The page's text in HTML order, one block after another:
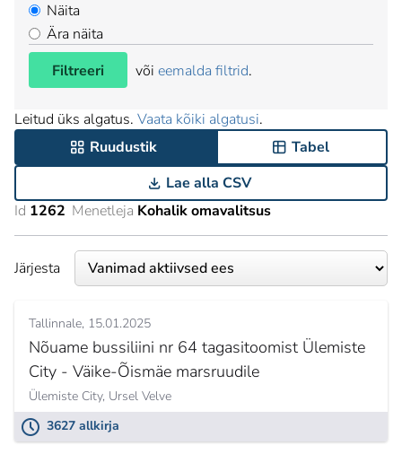
Näita
Ära näita
Filtreeri
või eemalda filtrid.
Leitud üks algatus. Vaata kõiki algatusi.
Ruudustik
Tabel
Lae alla CSV
Id 1262 Menetleja Kohalik omavalitsus
Järjesta
Tallinnale 15.01.2025
Nõuame bussiliini nr 64 tagasitoomist Ülemiste
City - Väike-Õismäe marsruudile
Ülemiste City, Ursel Velve
3627 allkirja